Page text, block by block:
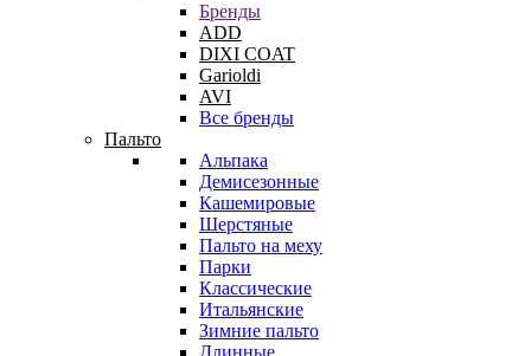
Бренды
ADD
DIXI COAT
Garioldi
AVI
Все бренды
Пальто
Альпака
Демисезонные
Кашемировые
Шерстяные
Пальто на меху
Парки
Классические
Итальянские
Зимние пальто
Длинные